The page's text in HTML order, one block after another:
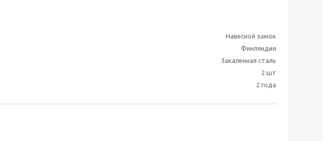
Навесной замок
Финляндия
Закаленная сталь
2 шт
2 года